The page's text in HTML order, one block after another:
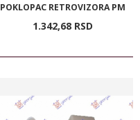
POKLOPAC RETROVIZORA PM
1.342,68 RSD